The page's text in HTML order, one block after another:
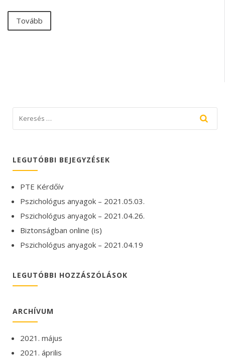
Tovább
LEGUTÓBBI BEJEGYZÉSEK
PTE Kérdőív
Pszichológus anyagok – 2021.05.03.
Pszichológus anyagok – 2021.04.26.
Biztonságban online (is)
Pszichológus anyagok – 2021.04.19
LEGUTÓBBI HOZZÁSZÓLÁSOK
ARCHÍVUM
2021. május
2021. április